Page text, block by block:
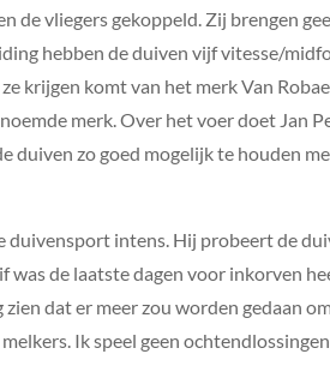
de vliegers gekoppeld. Zij brengen
hebben de duiven vijf vitesse/
krijgen komt van het merk Van
merk. Over het voer doet Jan
duiven zo goed mogelijk te houden
duivensport intens. Hij probeert de
was de laatste dagen voor inkorven
zien dat er meer zou worden gedaan
Ik speel geen